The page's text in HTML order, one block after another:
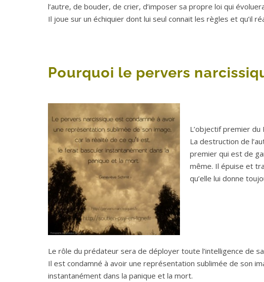
l’autre, de bouder, de crier, d’imposer sa propre loi qui
Il joue sur un échiquier dont lui seul connait les règles et qu’il
Pourquoi le pervers
L’objectif premier du
La destruction de
premier qui est de
même. Il épuise et
qu’elle lui donne
Le rôle du prédateur sera de déployer toute l’intelligence de
Il est condamné à avoir une représentation sublimée de son
instantanément dans la panique et la mort.